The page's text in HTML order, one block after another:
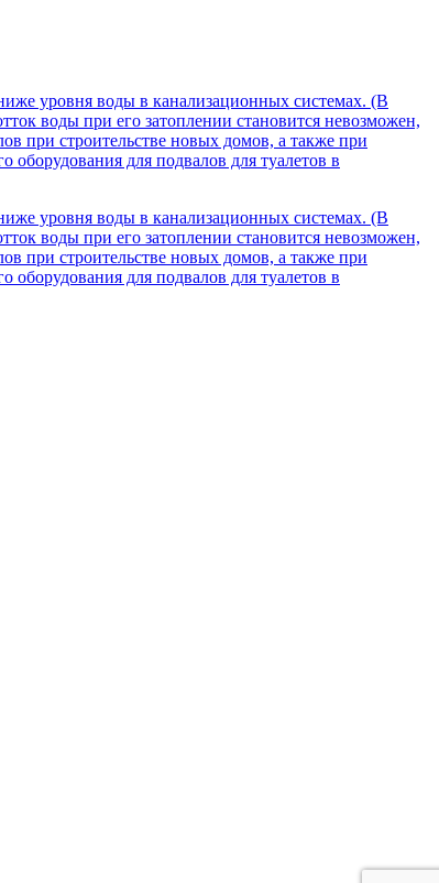
уровня воды в канализационных системах. (В
воды при его затоплении становится невозможен,
при строительстве новых домов, а также при
для подвалов для туалетов в
уровня воды в канализационных системах. (В
воды при его затоплении становится невозможен,
при строительстве новых домов, а также при
для подвалов для туалетов в